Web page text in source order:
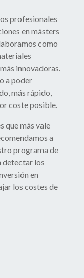
profesionales
en másters
como
innovadoras.
a poder
más rápido,
coste posible.
que más vale
a
programa de
detectar los
en
los costes de